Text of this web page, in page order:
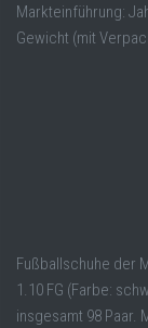
Markteinführung:
Gewicht (mit
Fußballschuhe der
1.10 FG (Farbe:
insgesamt 98 Paar.